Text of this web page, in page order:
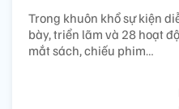
Trong khuôn khổ sự kiện
bày, triển lãm và 28 hoạt
mắt sách, chiếu phim…